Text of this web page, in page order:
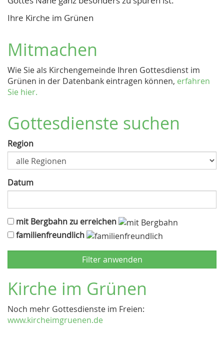
Ihre Kirche im Grünen
Mitmachen
Wie Sie als Kirchengemeinde Ihren Gottesdienst im
Grünen in der Datenbank eintragen können, erfahren
Sie hier.
Gottesdienste suchen
Region
Datum
mit Bergbahn zu erreichen
familienfreundlich
Kirche im Grünen
Noch mehr Gottesdienste im Freien:
www.kircheimgruenen.de